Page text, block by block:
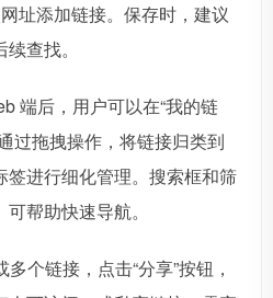
址添加链接。保存时，建议
查找。
端后，用户可以在“我的链
过拖拽操作，将链接归类到
签进行细化管理。搜索框和筛
帮助快速导航。
个链接，点击“分享”按钮，